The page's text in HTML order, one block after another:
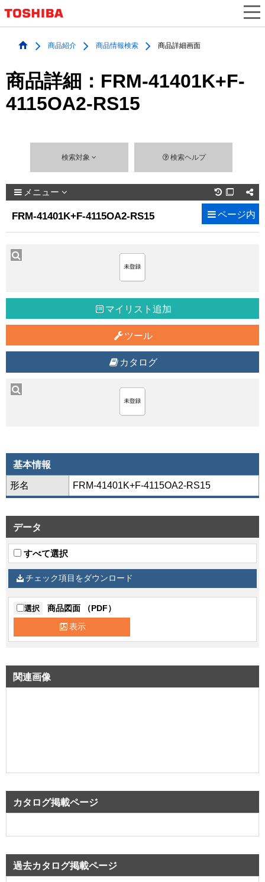
商品紹介 商品情報検索 商品詳細画面
商品詳細：FRM-41401K+F-
4115OA2-RS15
検索対象 検索ヘルプ
メニュー 
FRM-41401K+F-4115OA2-RS15 ページ内
マイリスト追加
ツール
カタログ
基本情報
形名 FRM-41401K+F-4115OA2-RS15
データ
すべて選択
チェック項目をダウンロード
選択 商品図面 （PDF）
表示
関連画像
カタログ掲載ページ
過去カタログ掲載ページ